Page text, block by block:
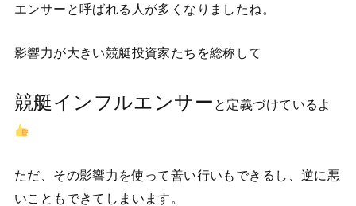
エンサーと呼ばれる人が多くなりましたね。
影響力が大きい競艇投資家たちを総称して
競艇インフルエンサー と定義づけているよ
ただ、その影響力を使って善い行いもできるし、逆に悪
いこともできてしまいます。